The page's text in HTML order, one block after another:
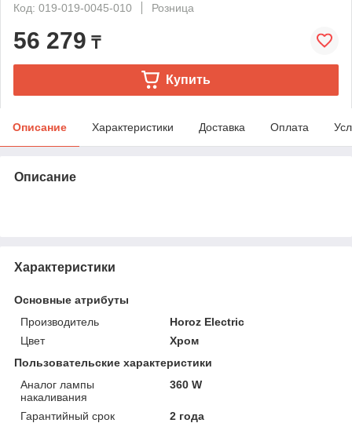
Код: 019-019-0045-010
Розница
56 279 ₸
Купить
Описание Характеристики Доставка Оплата
Описание
Характеристики
Основные атрибуты
Производитель
Horoz Electric
Цвет
Хром
Пользовательские характеристики
Аналог лампы
накаливания
360 W
Гарантийный срок
2 года